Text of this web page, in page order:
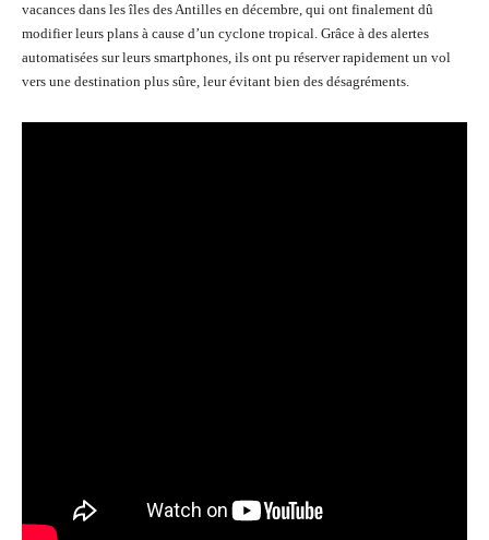
vacances dans les îles des Antilles en décembre, qui ont finalement dû
modifier leurs plans à cause d’un cyclone tropical. Grâce à des alertes
automatisées sur leurs smartphones, ils ont pu réserver rapidement un vol
vers une destination plus sûre, leur évitant bien des désagréments.